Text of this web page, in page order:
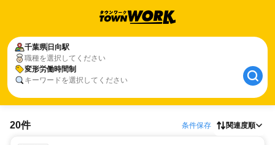
千葉県 日向駅
職種を選択してください
変形労働時間制
キーワードを選択してください
20件 条件保存 関連度順